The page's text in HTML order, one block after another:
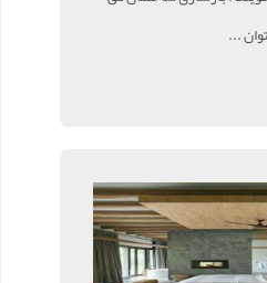
توان ...